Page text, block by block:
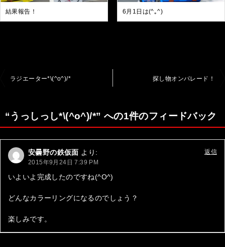
結果報告！ 6月1日は(^｡^)
ビ
ゲ
ー
シ
ラジエーター*\(^o^)/* 探し物オンパレード！
“うっしっし*\(^o^)/*” への1件のフィードバック
安曇野の鉄仮面 より:
2015年9月24日 7:39 PM
いよいよ完成したのですね(^O^)
どんなカラーリングになるのでしょう？
楽しみです。
返信